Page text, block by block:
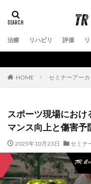
治療 リハビリ 評価
HOME セミナーアー
スポーツ現場にお
マンス向上と傷害予
2025年10月23日 セミナ